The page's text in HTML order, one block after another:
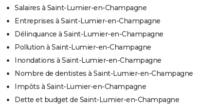
Salaires à Saint-Lumier-en-Champagne
Entreprises à Saint-Lumier-en-Champagne
Délinquance à Saint-Lumier-en-Champagne
Pollution à Saint-Lumier-en-Champagne
Inondations à Saint-Lumier-en-Champagne
Nombre de dentistes à Saint-Lumier-en-Champagne
Impôts à Saint-Lumier-en-Champagne
Dette et budget de Saint-Lumier-en-Champagne